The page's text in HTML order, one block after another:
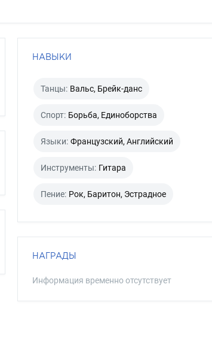
НАВЫКИ
Танцы: Вальс, Брейк-данс
Спорт: Борьба, Единоборства
Языки: Французский, Английский
Инструменты: Гитара
Пение: Рок, Баритон, Эстрадное
НАГРАДЫ
Информация временно отсутствует